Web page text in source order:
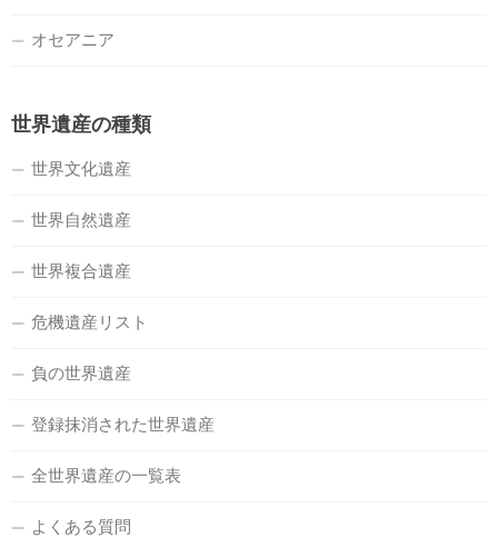
オセアニア
世界遺産の種類
世界文化遺産
世界自然遺産
世界複合遺産
危機遺産リスト
負の世界遺産
登録抹消された世界遺産
全世界遺産の一覧表
よくある質問